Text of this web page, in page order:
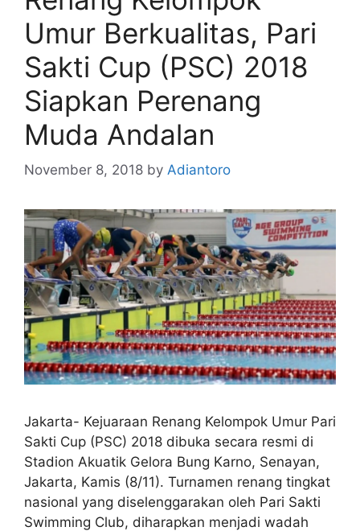
Umur Berkualitas, Pari
Sakti Cup (PSC) 2018
Siapkan Perenang
Muda Andalan
November 8, 2018 by Adiantoro
Jakarta- Kejuaraan Renang Kelompok Umur Pari
Sakti Cup (PSC) 2018 dibuka secara resmi di
Stadion Akuatik Gelora Bung Karno, Senayan,
Jakarta, Kamis (8/11). Turnamen renang tingkat
nasional yang diselenggarakan oleh Pari Sakti
Swimming Club, diharapkan menjadi wadah